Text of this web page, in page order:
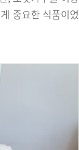
중요한 식품이었